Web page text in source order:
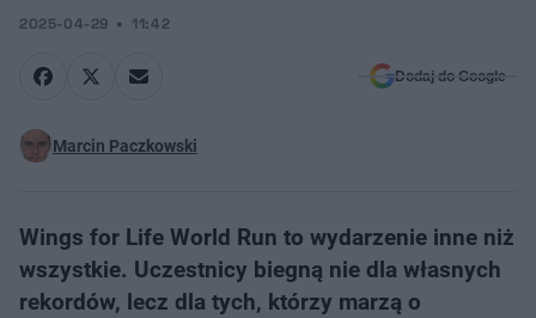
2025-04-29 11:42
Dodaj do Google
Marcin Paczkowski
Wings for Life World Run to wydarzenie inne niż
wszystkie. Uczestnicy biegną nie dla własnych
rekordów, lecz dla tych, którzy marzą o